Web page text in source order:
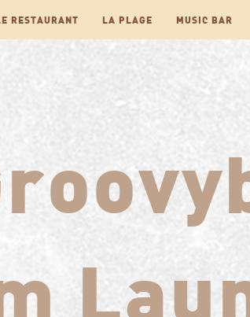
RESTAURANT LA PLAGE MUSIC BAR